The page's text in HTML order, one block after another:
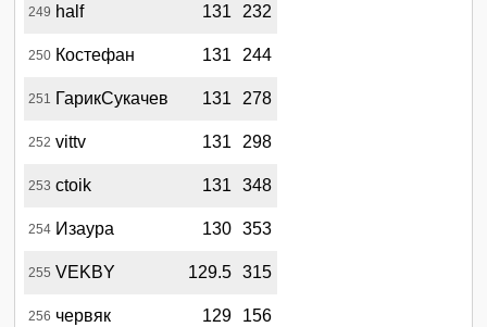
249 half 131 232
250 Костефан 131 244
251 ГарикСукачев 131 278
252 vittv 131 298
253 ctoik 131 348
254 Изаура 130 353
255 VEKBY 129.5 315
256 червяк 129 156